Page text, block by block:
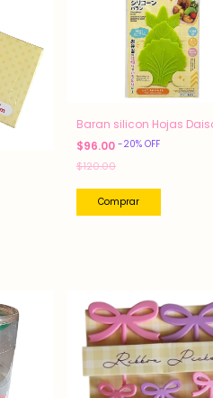
Baran silicon Hojas
$96.00 -20% OFF
$120.00